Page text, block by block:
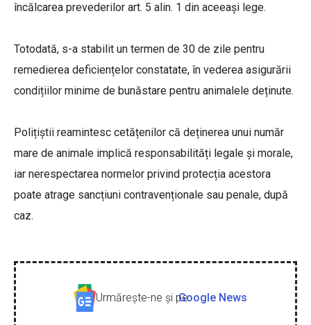
încălcarea prevederilor art. 5 alin. 1 din aceeași lege.
Totodată, s-a stabilit un termen de 30 de zile pentru
remedierea deficiențelor constatate, în vederea asigurării
condițiilor minime de bunăstare pentru animalele deținute.
Polițiștii reamintesc cetățenilor că deținerea unui număr
mare de animale implică responsabilități legale și morale,
iar nerespectarea normelor privind protecția acestora
poate atrage sancțiuni contravenționale sau penale, după
caz.
Urmăreşte-ne şi peGoogle News